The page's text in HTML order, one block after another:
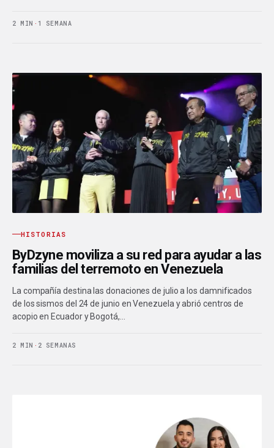
2 MIN · 1 SEMANA
HISTORIAS
ByDzyne moviliza a su red para ayudar a las
familias del terremoto en Venezuela
La compañía destina las donaciones de julio a los damnificados
de los sismos del 24 de junio en Venezuela y abrió centros de
acopio en Ecuador y Bogotá,…
2 MIN · 2 SEMANAS